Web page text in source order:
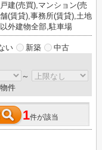
建(売買),マンション(売
(賃貸),事務所(賃貸),土地
外建物全部,駐車場
い 新築
中古
～
件
1件が該当